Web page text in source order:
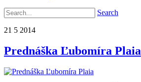
Search
21 5 2014
Prednáška Ľubomíra Plaia